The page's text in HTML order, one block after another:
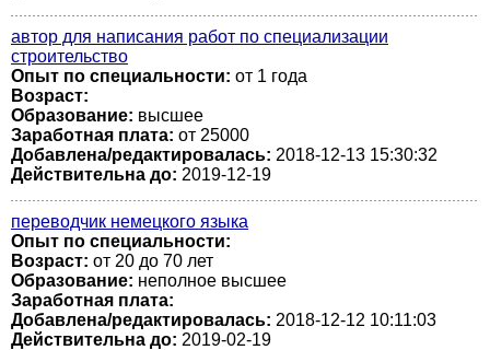
автор для написания работ по специализации
строительство
Опыт по специальности: от 1 года
Возраст:
Образование: высшее
Заработная плата: от 25000
Добавлена/редактировалась: 2018-12-13 15:30:32
Действительна до: 2019-12-19
переводчик немецкого языка
Опыт по специальности:
Возраст: от 20 до 70 лет
Образование: неполное высшее
Заработная плата:
Добавлена/редактировалась: 2018-12-12 10:11:03
Действительна до: 2019-02-19